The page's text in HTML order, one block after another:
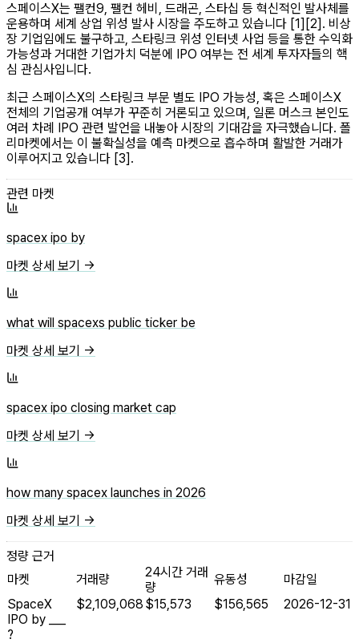
스페이스X는 팰컨9, 팰컨 헤비, 드래곤, 스타십 등 혁신적인 발사체를
운용하며 세계 상업 위성 발사 시장을 주도하고 있습니다 [1][2]. 비상
장 기업임에도 불구하고, 스타링크 위성 인터넷 사업 등을 통한 수익화
가능성과 거대한 기업가치 덕분에 IPO 여부는 전 세계 투자자들의 핵
심 관심사입니다.
최근 스페이스X의 스타링크 부문 별도 IPO 가능성, 혹은 스페이스X
전체의 기업공개 여부가 꾸준히 거론되고 있으며, 일론 머스크 본인도
여러 차례 IPO 관련 발언을 내놓아 시장의 기대감을 자극했습니다. 폴
리마켓에서는 이 불확실성을 예측 마켓으로 흡수하며 활발한 거래가
이루어지고 있습니다 [3].
관련 마켓
spacex ipo by
마켓 상세 보기 →
what will spacexs public ticker be
마켓 상세 보기 →
spacex ipo closing market cap
마켓 상세 보기 →
how many spacex launches in 2026
마켓 상세 보기 →
정량 근거
마켓
거래량
24시간 거래
량
유동성
마감일
SpaceX
IPO by ___
?
$2,109,068 $15,573 $156,565 2026-12-31